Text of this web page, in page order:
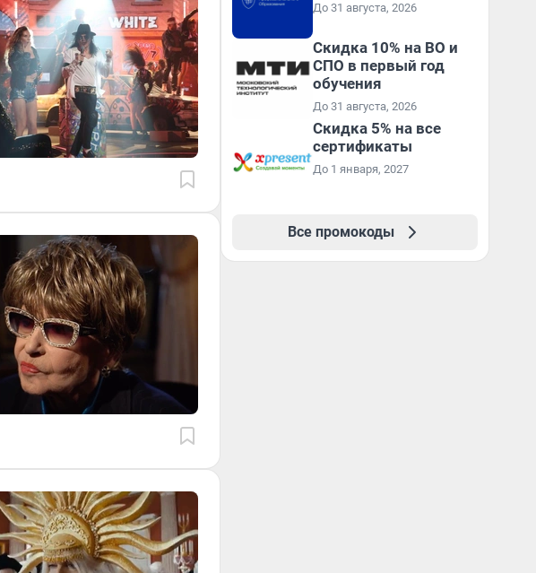
До 31 августа, 2026
Скидка 10% на ВО и
СПО в первый год
обучения
До 31 августа, 2026
Скидка 5% на все
сертификаты
До 1 января, 2027
Все промокоды